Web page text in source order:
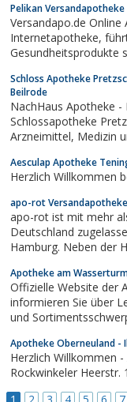
Pelikan Versandapotheke
Versandapo.de
Internetapotheke, führt Arzneimittel Medikamente Homöopathie
Gesundheitsprodukte
medizinische
Messgeräte
Schloss Apotheke
Beilrode
NachHaus Apotheke
Schlossapotheke
Arzneimittel, Medizin und Medikamente nach Hause.
Ihnen vor Ort und per
Aesculap Apotheke
Herzlich Willkommen
apo-rot Versandapotheke
apo-rot ist mit mehr
Deutschland
Hamburg. Neben der
kooperiert es
2009 startete apo-rot
Apotheke am
Offizielle Website der
informieren Sie über
und
Apotheke Oberneuland -
Herzlich Willkommen